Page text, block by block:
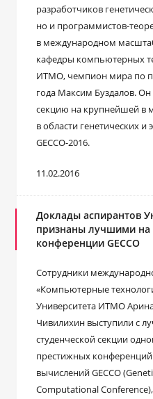
разработчиков
но и программистов-
в международном
кафедры компьютерных
ИТМО, чемпион мира по
года Максим Буздалов.
секцию на крупнейшей в
в области генетических
GECCO-2016.
11.02.2016
Доклады аспирантов
признаны лучшими на
конференции GECCO
Сотрудники
«Компьютерные
Университета ИТМО
Чивилихин выступили с
студенческой секции
престижных
вычислений GECCO
Computational